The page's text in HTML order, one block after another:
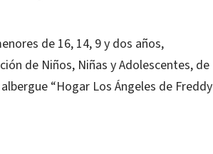
de 16, 14, 9 y dos años,
de Niños, Niñas y Adolescentes, de
“Hogar Los Ángeles de Freddy